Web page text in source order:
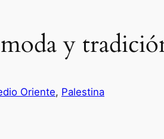
y
Oriente, Palestina